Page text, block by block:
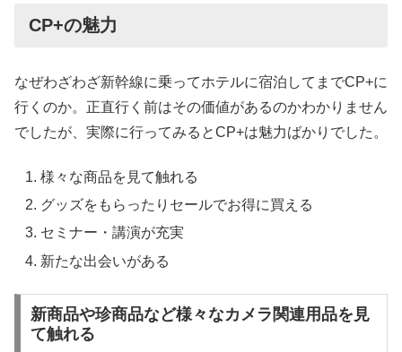
CP+の魅力
なぜわざわざ新幹線に乗ってホテルに宿泊してまでCP+に
行くのか。正直行く前はその価値があるのかわかりません
でしたが、実際に行ってみるとCP+は魅力ばかりでした。
様々な商品を見て触れる
グッズをもらったりセールでお得に買える
セミナー・講演が充実
新たな出会いがある
新商品や珍商品など様々なカメラ関連用品を見
て触れる